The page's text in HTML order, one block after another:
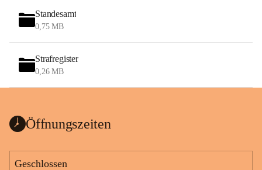
Standesamt
0,75 MB
Strafregister
0,26 MB
Öffnungszeiten
Geschlossen